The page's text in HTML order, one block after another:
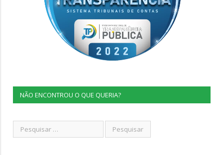
NÃO ENCONTROU O QUE QUERIA?